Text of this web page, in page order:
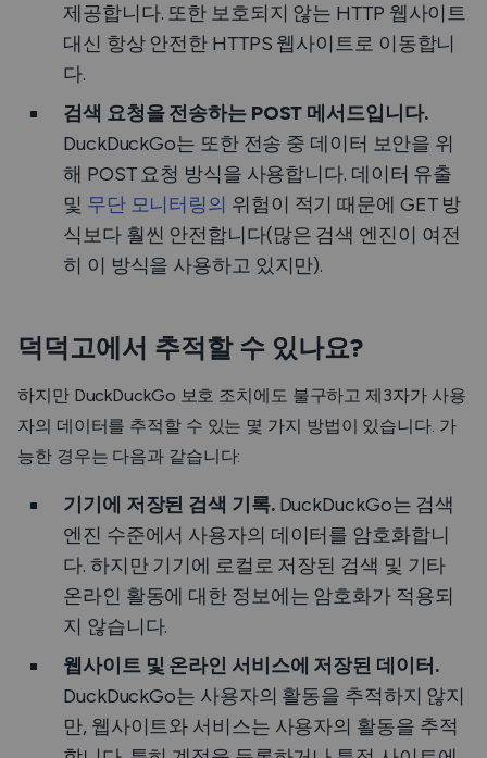
제공합니다. 또한 보호되지 않는 HTTP 웹사이트
대신 항상 안전한 HTTPS 웹사이트로 이동합니
다.
검색 요청을 전송하는 POST 메서드입니다.
DuckDuckGo는 또한 전송 중 데이터 보안을 위
해 POST 요청 방식을 사용합니다. 데이터 유출
및 무단 모니터링의 위험이 적기 때문에 GET 방
식보다 훨씬 안전합니다(많은 검색 엔진이 여전
히 이 방식을 사용하고 있지만).
덕덕고에서 추적할 수 있나요?
하지만 DuckDuckGo 보호 조치에도 불구하고 제3자가 사용
자의 데이터를 추적할 수 있는 몇 가지 방법이 있습니다. 가
능한 경우는 다음과 같습니다:
기기에 저장된 검색 기록. DuckDuckGo는 검색
엔진 수준에서 사용자의 데이터를 암호화합니
다. 하지만 기기에 로컬로 저장된 검색 및 기타
온라인 활동에 대한 정보에는 암호화가 적용되
지 않습니다.
웹사이트 및 온라인 서비스에 저장된 데이터.
DuckDuckGo는 사용자의 활동을 추적하지 않지
만, 웹사이트와 서비스는 사용자의 활동을 추적